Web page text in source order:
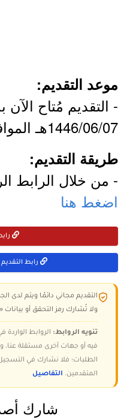
موعد التقديم:
- التقديم مُتاح الآن
1446/06/07هـ الموافق 2024/12/08.م.
طريقة التقديم:
- من خلال الرابط
اضغط هنا
رابط
التقديم مجاني دائمًا ويتم لدى
ولا تُشارك رمز التحقق أو بيانات
تنويه الروابط: الروابط الواردة
فيه أو جهات أخرى مستقلة
الطلبات؛ فلا نشارك في التسجيل
المتقدمين. التفاصيل
شارك